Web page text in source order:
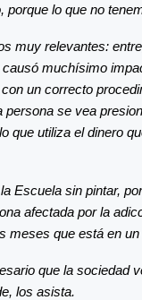
porque lo que no
muy relevantes:
muchísimo
un correcto
persona se vea
que utiliza el dinero
Escuela sin pintar,
afectada por la
meses que está en
que la sociedad
los asista.